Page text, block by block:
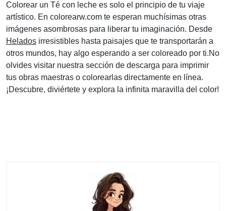
Colorear un Té con leche es solo el principio de tu viaje
artístico. En colorearw.com te esperan muchísimas otras
imágenes asombrosas para liberar tu imaginación. Desde
Helados irresistibles hasta paisajes que te transportarán a
otros mundos, hay algo esperando a ser coloreado por ti.No
olvides visitar nuestra sección de descarga para imprimir
tus obras maestras o colorearlas directamente en línea.
¡Descubre, diviértete y explora la infinita maravilla del color!